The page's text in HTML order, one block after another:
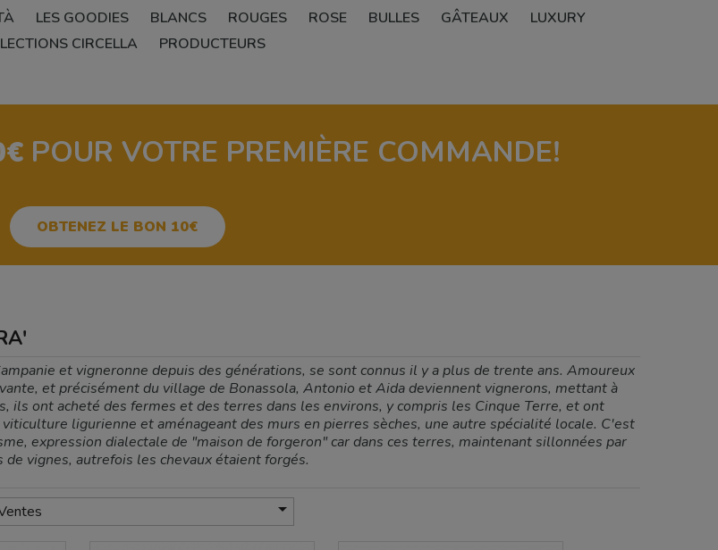
LES GOODIES BLANCS ROUGES ROSE BULLES GÂTEAUX
LUXURY
CIRCELLA
PRODUCTEURS
POUR VOTRE PREMIÈRE COMMANDE!
OBTENEZ LE BON 10€
et vigneronne depuis des générations, se sont connus il y a plus de trente ans. Amoureux
et précisément du village de Bonassola, Antonio et Aida deviennent vignerons, mettant à
ils ont acheté des fermes et des terres dans les environs, y compris les Cinque Terre, et ont
ligurienne et aménageant des murs en pierres sèches, une autre spécialité locale. C'est
expression dialectale de "maison de forgeron" car dans ces terres, maintenant sillonnées par
de vignes, autrefois les chevaux étaient forgés.
